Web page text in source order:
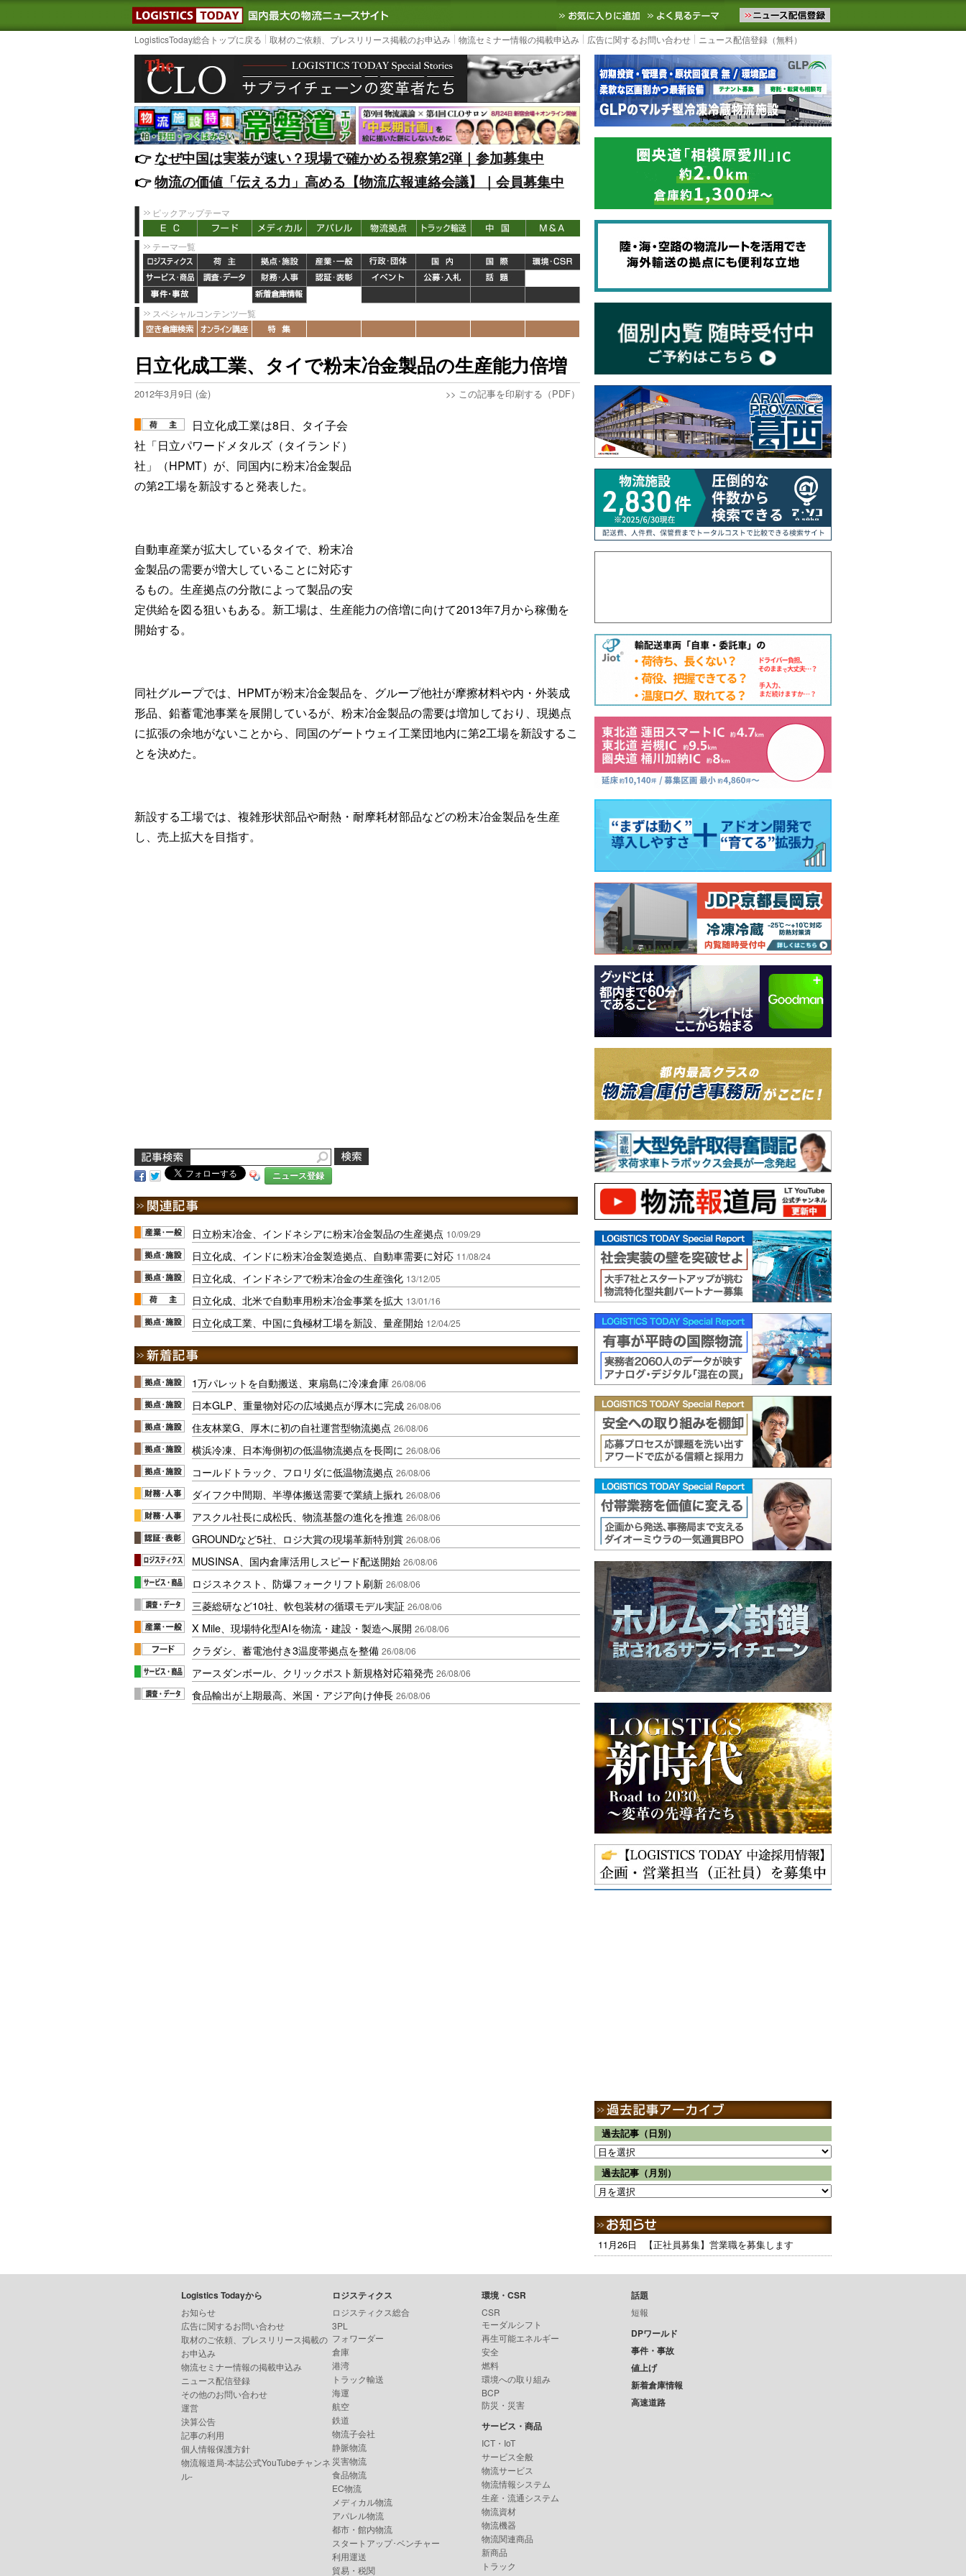
LOGISTICS TODAY｜国内最大の物流ニュースサイト3PL, SCMなど国内外の最新の物流ニュースをお届けします。物流ニュースメール配信を登録す
お気に入りに追加 よく見るテーマ
LogisticsToday総合トップに戻る 取材のご依頼、プレスリリース掲載のお申込み 物流セミナー情報の掲載申込み 広告に関するお問い合わせ ニュース配信登録（無料）
👉️なぜ中国は実装が速い？現場で確かめる視察第2弾｜参加募集中
👉️物流の価値「伝える力」高める【物流広報連絡会議】｜会員募集中
ピックアップテーマ
テーマ一覧
スペシャルコンテンツ一覧
日立化成工業、タイで粉末冶金製品の生産能力倍増
2012年3月9日 (金) >> この記事を印刷する（PDF）
日立化成工業は8日、タイ子会
社「日立パワードメタルズ（タイランド）
社」（HPMT）が、同国内に粉末冶金製品
の第2工場を新設すると発表した。
自動車産業が拡大しているタイで、粉末冶
金製品の需要が増大していることに対応す
るもの。生産拠点の分散によって製品の安
定供給を図る狙いもある。新工場は、生産能力の倍増に向けて2013年7月から稼働を
開始する。
同社グループでは、HPMTが粉末冶金製品を、グループ他社が摩擦材料や内・外装成
形品、鉛蓄電池事業を展開しているが、粉末冶金製品の需要は増加しており、現拠点
に拡張の余地がないことから、同国のゲートウェイ工業団地内に第2工場を新設するこ
とを決めた。
新設する工場では、複雑形状部品や耐熱・耐摩耗材部品などの粉末冶金製品を生産
し、売上拡大を目指す。
ニュース登録
日立粉末冶金、インドネシアに粉末冶金製品の生産拠点 10/09/29
日立化成、インドに粉末冶金製造拠点、自動車需要に対応 11/08/24
日立化成、インドネシアで粉末冶金の生産強化 13/12/05
日立化成、北米で自動車用粉末冶金事業を拡大 13/01/16
日立化成工業、中国に負極材工場を新設、量産開始 12/04/25
1万パレットを自動搬送、東扇島に冷凍倉庫 26/08/06
日本GLP、重量物対応の広域拠点が厚木に完成 26/08/06
住友林業G、厚木に初の自社運営型物流拠点 26/08/06
横浜冷凍、日本海側初の低温物流拠点を長岡に 26/08/06
コールドトラック、フロリダに低温物流拠点 26/08/06
ダイフク中間期、半導体搬送需要で業績上振れ 26/08/06
アスクル社長に成松氏、物流基盤の進化を推進 26/08/06
GROUNDなど5社、ロジ大賞の現場革新特別賞 26/08/06
MUSINSA、国内倉庫活用しスピード配送開始 26/08/06
ロジスネクスト、防爆フォークリフト刷新 26/08/06
三菱総研など10社、軟包装材の循環モデル実証 26/08/06
X Mile、現場特化型AIを物流・建設・製造へ展開 26/08/06
クラダシ、蓄電池付き3温度帯拠点を整備 26/08/06
アースダンボール、クリックポスト新規格対応箱発売 26/08/06
食品輸出が上期最高、米国・アジア向け伸長 26/08/06
過去記事（日別）
過去記事（月別）
11月26日 【正社員募集】営業職を募集します
Logistics Todayから
お知らせ
広告に関するお問い合わせ
取材のご依頼、プレスリリース掲載の
お申込み
物流セミナー情報の掲載申込み
ニュース配信登録
その他のお問い合わせ
運営
決算公告
記事の利用
個人情報保護方針
物流報道局-本誌公式YouTubeチャンネ
ル-
ロジスティクス
ロジスティクス総合
3PL
フォワーダー
倉庫
港湾
トラック輸送
海運
航空
鉄道
物流子会社
静脈物流
災害物流
食品物流
EC物流
メディカル物流
アパレル物流
都市・館内物流
スタートアップ･ベンチャー
利用運送
貿易・税関
環境・CSR
CSR
モーダルシフト
再生可能エネルギー
安全
燃料
環境への取り組み
BCP
防災・災害
サービス・商品
ICT・IoT
サービス全般
物流サービス
物流情報システム
生産・流通システム
物流資材
物流機器
物流関連商品
新商品
トラック
話題
短報
DPワールド
事件・事故
値上げ
新着倉庫情報
高速道路